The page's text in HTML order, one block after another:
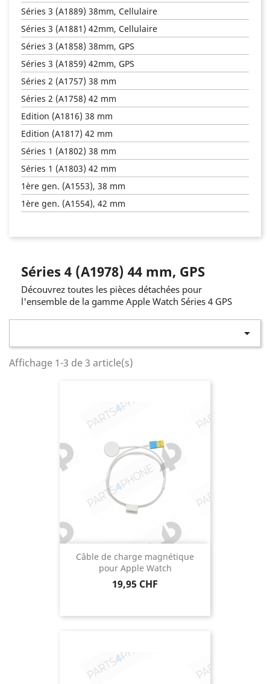
Séries 3 (A1889) 38mm, Cellulaire
Séries 3 (A1881) 42mm, Cellulaire
Séries 3 (A1858) 38mm, GPS
Séries 3 (A1859) 42mm, GPS
Séries 2 (A1757) 38 mm
Séries 2 (A1758) 42 mm
Edition (A1816) 38 mm
Edition (A1817) 42 mm
Séries 1 (A1802) 38 mm
Séries 1 (A1803) 42 mm
1ère gen. (A1553), 38 mm
1ère gen. (A1554), 42 mm
Séries 4 (A1978) 44 mm, GPS
Découvrez toutes les pièces détachées pour
l'ensemble de la gamme Apple Watch Séries 4 GPS

Affichage 1-3 de 3 article(s)
Câble de charge magnétique
pour Apple Watch
Prix
19,95 CHF